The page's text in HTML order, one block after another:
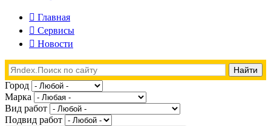
Главная
Сервисы
Новости
Город
Марка
Вид работ
Подвид работ